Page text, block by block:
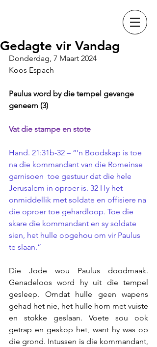
Gedagte vir Vandag
Donderdag, 7 Maart 2024
Koos Espach
Paulus word by die tempel gevange
geneem (3)
Vat die stampe en stote
Hand. 21:31b-32 – “’n Boodskap is toe
na die kommandant van die Romeinse
garnisoen  toe gestuur dat die hele
Jerusalem in oproer is. 32 Hy het
onmiddellik met soldate en offisiere na
die oproer toe gehardloop. Toe die
skare die kommandant en sy soldate
sien, het hulle opgehou om vir Paulus
te slaan.”
Die Jode wou Paulus doodmaak.
Genadeloos word hy uit die tempel
gesleep. Omdat hulle geen wapens
gehad het nie, het hulle hom met vuiste
en stokke geslaan. Voete sou ook
getrap en geskop het, want hy was op
die grond. Intussen is die kommandant,